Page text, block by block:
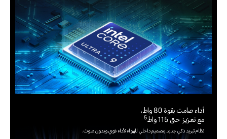
أداء صامت بقوة 80 واط،
مع تعزيز حتى 115 واط 5
نظام تبريد ذكي جديد بتصميم داخلي للهواء لأداء قوي وبدون صوت.